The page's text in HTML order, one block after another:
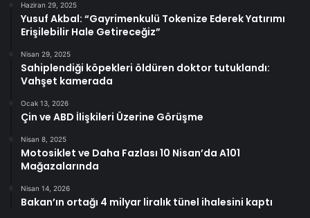
Haziran 29, 2025
Yusuf Akbal: “Gayrimenkulü Tokenize Ederek Yatırımı
Erişilebilir Hale Getireceğiz”
Nisan 29, 2025
Sahiplendiği köpekleri öldüren doktor tutuklandı:
Vahşet kamerada
Ocak 13, 2026
Çin ve ABD İlişkileri Üzerine Görüşme
Nisan 8, 2025
Motosiklet ve Daha Fazlası 10 Nisan’da A101
Mağazalarında
Nisan 14, 2026
Bakan’ın ortağı 4 milyar liralık tünel ihalesini kaptı